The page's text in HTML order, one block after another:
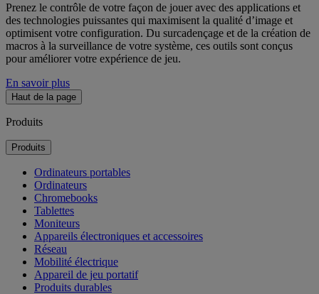
Prenez le contrôle de votre façon de jouer avec des applications et
des technologies puissantes qui maximisent la qualité d’image et
optimisent votre configuration. Du surcadençage et de la création de
macros à la surveillance de votre système, ces outils sont conçus
pour améliorer votre expérience de jeu.
En savoir plus
Haut de la page
Produits
Produits
Ordinateurs portables
Ordinateurs
Chromebooks
Tablettes
Moniteurs
Appareils électroniques et accessoires
Réseau
Mobilité électrique
Appareil de jeu portatif
Produits durables